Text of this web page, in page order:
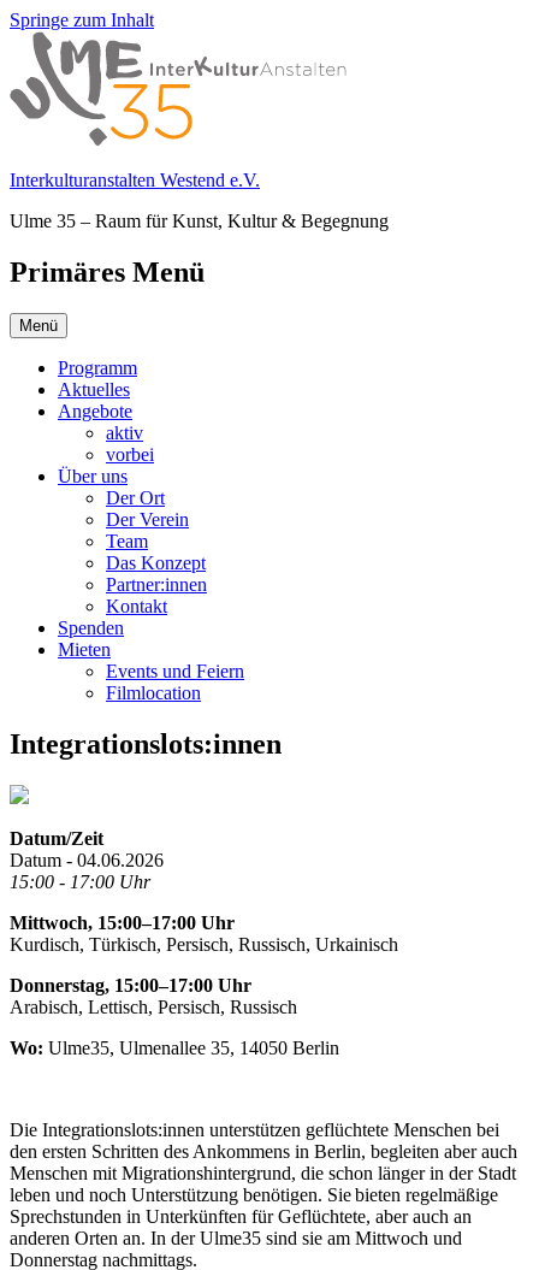
Springe zum Inhalt
Interkulturanstalten Westend e.V.
Ulme 35 – Raum für Kunst, Kultur & Begegnung
Primäres Menü
Menü
Programm
Aktuelles
Angebote
aktiv
vorbei
Über uns
Der Ort
Der Verein
Team
Das Konzept
Partner:innen
Kontakt
Spenden
Mieten
Events und Feiern
Filmlocation
Integrationslots:innen
Datum/Zeit
Datum - 04.06.2026
15:00 - 17:00 Uhr
Mittwoch, 15:00–17:00 Uhr
Kurdisch, Türkisch, Persisch, Russisch, Urkainisch
Donnerstag, 15:00–17:00 Uhr
Arabisch, Lettisch, Persisch, Russisch
Wo: Ulme35, Ulmenallee 35, 14050 Berlin
Die Integrationslots:innen unterstützen geflüchtete Menschen bei
den ersten Schritten des Ankommens in Berlin, begleiten aber auch
Menschen mit Migrationshintergrund, die schon länger in der Stadt
leben und noch Unterstützung benötigen. Sie bieten regelmäßige
Sprechstunden in Unterkünften für Geflüchtete, aber auch an
anderen Orten an. In der Ulme35 sind sie am Mittwoch und
Donnerstag nachmittags.